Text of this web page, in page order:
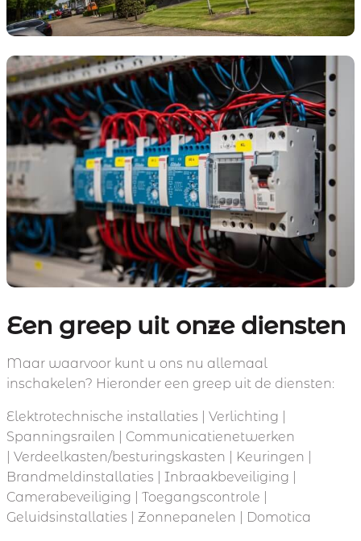
Een greep uit onze diensten
Maar waarvoor kunt u ons nu allemaal
inschakelen? Hieronder een greep uit de diensten:
Elektrotechnische installaties | Verlichting |
Spanningsrailen | Communicatienetwerken
| Verdeelkasten/besturingskasten | Keuringen |
Brandmeldinstallaties | Inbraakbeveiliging |
Camerabeveiliging | Toegangscontrole |
Geluidsinstallaties | Zonnepanelen | Domotica